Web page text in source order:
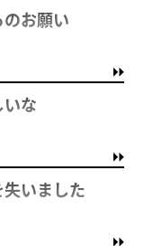
お願い
な
いました